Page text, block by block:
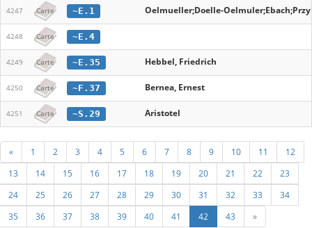
4247 Carte ~E.1 Oelmueller;Doelle-
4248 Carte ~E.4
4249 Carte ~E.35 Hebbel, Friedrich
4250 Carte ~F.37 Bernea, Ernest
4251 Carte ~S.29 Aristotel
« 1 2 3 4 5 6 7 8 9 10 11
12
13
14 15 16 17 18 19 20 21 22
23
24
25 26 27 28 29 30 31 32 33
34
35
36 37 38 39 40 41 42 43 »